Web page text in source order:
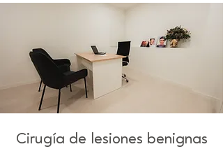
Cirugía de lesiones benignas